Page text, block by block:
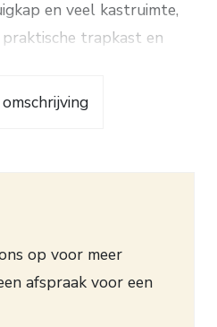
en veel kastruimte,
trapkast en
van douche,
Alle ramen
beglazing.
ruimte aanwezig
gebruik staan.
op voor meer
afspraak voor een